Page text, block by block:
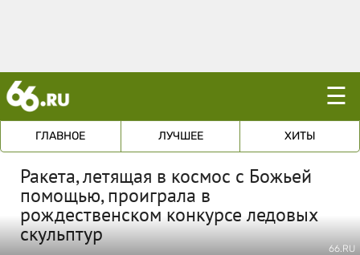
☰
ГЛАВНОЕ ЛУЧШЕЕ ХИТЫ
Ракета, летящая в космос с Божьей
помощью, проиграла в
рождественском конкурсе ледовых
скульптур
66.RU